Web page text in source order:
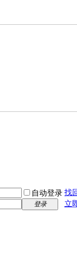
自动登录 找
登录 立